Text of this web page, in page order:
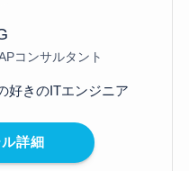
コンサルタント
好きのITエンジニア
詳細